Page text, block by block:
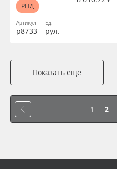
Артикул
р8733
Ед.
рул.
РНД
Показать еще
1 2